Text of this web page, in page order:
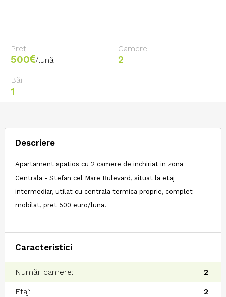
Preț
500 /lună
Camere
2
Băi
1
Descriere
Apartament spatios cu 2 camere de inchiriat in zona
Centrala - Stefan cel Mare Bulevard, situat la etaj
intermediar, utilat cu centrala termica proprie, complet
mobilat, pret 500 euro/luna.
Caracteristici
Număr camere: 2
Etaj: 2